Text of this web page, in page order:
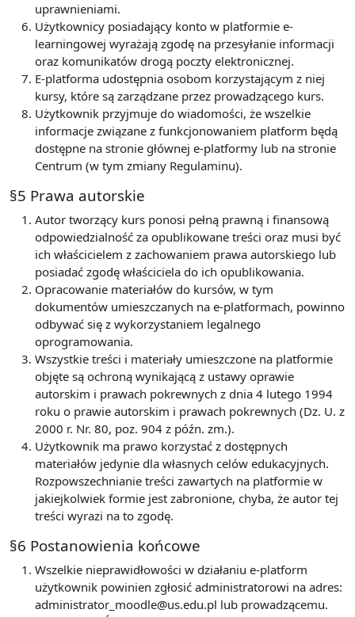
uprawnieniami.
Użytkownicy posiadający konto w platformie e-
learningowej wyrażają zgodę na przesyłanie informacji
oraz komunikatów drogą poczty elektronicznej.
E-platforma udostępnia osobom korzystającym z niej
kursy, które są zarządzane przez prowadzącego kurs.
Użytkownik przyjmuje do wiadomości, że wszelkie
informacje związane z funkcjonowaniem platform będą
dostępne na stronie głównej e-platformy lub na stronie
Centrum (w tym zmiany Regulaminu).
§5 Prawa autorskie
Autor tworzący kurs ponosi pełną prawną i finansową
odpowiedzialność za opublikowane treści oraz musi być
ich właścicielem z zachowaniem prawa autorskiego lub
posiadać zgodę właściciela do ich opublikowania.
Opracowanie materiałów do kursów, w tym
dokumentów umieszczanych na e-platformach, powinno
odbywać się z wykorzystaniem legalnego
oprogramowania.
Wszystkie treści i materiały umieszczone na platformie
objęte są ochroną wynikającą z ustawy oprawie
autorskim i prawach pokrewnych z dnia 4 lutego 1994
roku o prawie autorskim i prawach pokrewnych (Dz. U. z
2000 r. Nr. 80, poz. 904 z późn. zm.).
Użytkownik ma prawo korzystać z dostępnych
materiałów jedynie dla własnych celów edukacyjnych.
Rozpowszechnianie treści zawartych na platformie w
jakiejkolwiek formie jest zabronione, chyba, że autor tej
treści wyrazi na to zgodę.
§6 Postanowienia końcowe
Wszelkie nieprawidłowości w działaniu e-platform
użytkownik powinien zgłosić administratorowi na adres:
administrator_moodle@us.edu.pl lub prowadzącemu.